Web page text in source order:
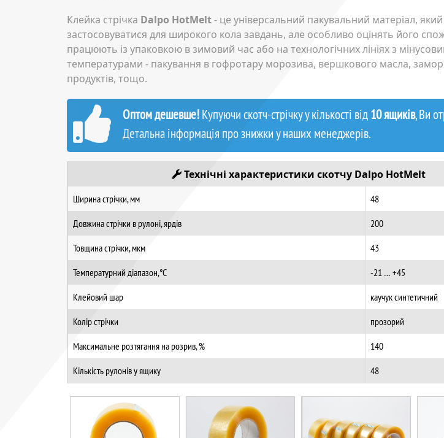
Клейка стрічка Dalpo HotMelt- це універсальний пакувальний матеріал,
застосовуватися для широкого кола завдань, але особливо оцінять його
працюють із упаковкою в зимовий час або на технологічних лініях з
температурами - пакування в гофротару морозива, вершкового масла,
продуктів, тощо.
Оптом дешевше!Купуючи скотч-стрічку у кількості від10 ящиків, Ви
Детальна інформація про знижки у наших менеджерів.
Технічні характеристики скотчу Dalpo HotMelt
Ширина стрічки, мм
48
Довжина стрічки в рулоні, ярдів
200
Товщина стрічки, мкм
43
Температурний діапазон,°C
-21 … +45
Клейовий шар
каучук синтетичний
Колір стрічки
прозорий
Максимальне розтягання на розрив, %
140
Кількість рулонів у ящику
48